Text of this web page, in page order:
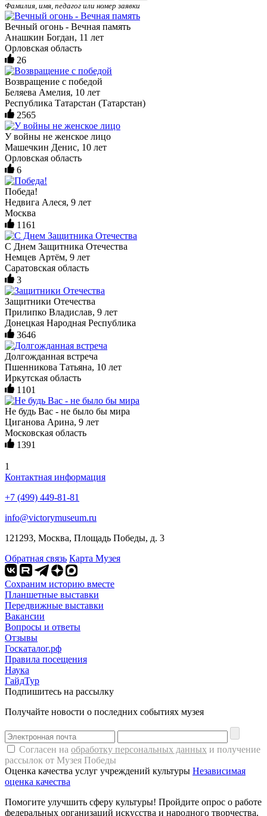
Фамилия, имя, педагог или номер заявки
Вечный огонь - Вечная память
Анашкин Богдан, 11 лет
Орловская область
26
Возвращение с победой
Беляева Амелия, 10 лет
Республика Татарстан (Татарстан)
2565
У войны не женское лицо
Машечкин Денис, 10 лет
Орловская область
6
Победа!
Недвига Алеся, 9 лет
Москва
1161
С Днем Защитника Отечества
Немцев Артём, 9 лет
Саратовская область
3
Защитники Отечества
Прилипко Владислав, 9 лет
Донецкая Народная Республика
3646
Долгожданная встреча
Пшенникова Татьяна, 10 лет
Иркутская область
1101
Не будь Вас - не было бы мира
Циганова Арина, 9 лет
Московская область
1391
1
Контактная информация
+7 (499) 449-81-81
info@victorymuseum.ru
121293, Москва, Площадь Победы, д. 3
Обратная связь Карта Музея
Сохраним историю вместе
Планшетные выставки
Передвижные выставки
Вакансии
Вопросы и ответы
Отзывы
Госкаталог.рф
Правила посещения
Наука
ГайдТур
Подпишитесь на рассылку
Получайте новости о последних событиях музея
Согласен на обработку персональных данных и получение
рассылок от Музея Победы
Оценка качества услуг учреждений культуры Независимая
оценка качества
Помогите улучшить сферу культуры! Пройдите опрос о работе
федеральных организаций искусства и народного творчества.